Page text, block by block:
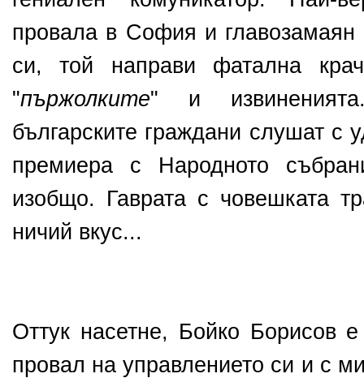
провала в София и главозамаян
си, той направи фатална
"пържолките" и
българските граждани слушат с
премиера с Народното
изобщо. Гаврата с човешката
ничий вкус...
Оттук насетне, Бойко Борисов
провал на управлението си и с